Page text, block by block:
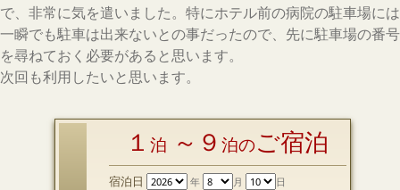
で、非常に気を遣いました。特にホテル前の病院の駐車場には
一瞬でも駐車は出来ないとの事だったので、先に駐車場の番号
を尋ねておく必要があると思います。
次回も利用したいと思います。
１ 泊 ～９ 泊のご宿泊
宿泊日 年 月 日